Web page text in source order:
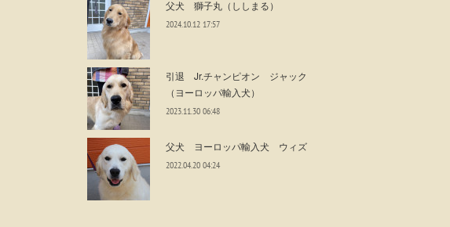
父犬 獅子丸（ししまる）
2024.10.12 17:57
引退 Jr.チャンピオン ジャック
（ヨーロッパ輸入犬）
2023.11.30 06:48
父犬 ヨーロッパ輸入犬 ウィズ
2022.04.20 04:24